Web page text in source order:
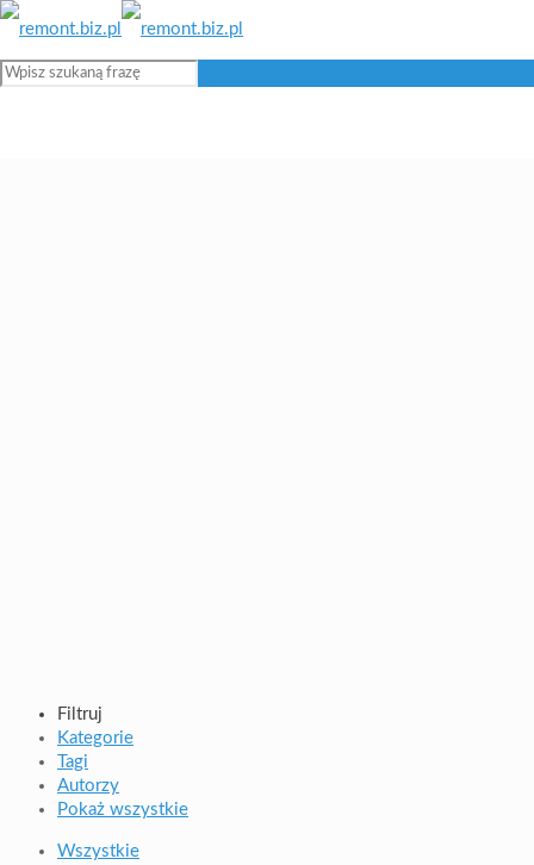
Filtruj
Kategorie
Tagi
Autorzy
Pokaż wszystkie
Wszystkie